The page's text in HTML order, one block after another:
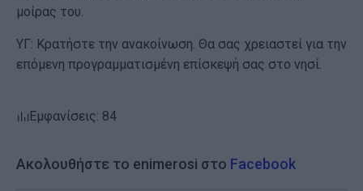
μοίρας του.
ΥΓ: Κρατήστε την ανακοίνωση. Θα σας χρειαστεί για την
επόμενη προγραμματισμένη επίσκεψή σας στο νησί.
Εμφανίσεις: 84
Ακολουθήστε το enimerosi στο Facebook